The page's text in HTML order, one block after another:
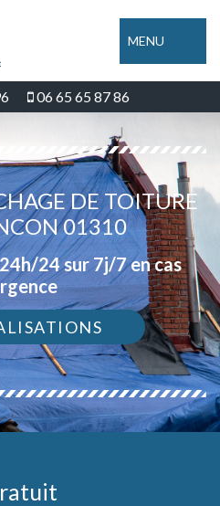
MENU
06 65 65 87 86
DE TOITURE
01310
24 sur 7j/7 en cas